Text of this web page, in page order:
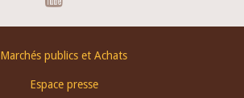
Marchés publics et Achats
Espace presse